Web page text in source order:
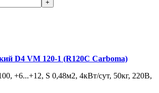
D4 VM 120-1 (R120C Carboma)
+6...+12, S 0,48м2, 4кВт/сут, 50кг, 220В,